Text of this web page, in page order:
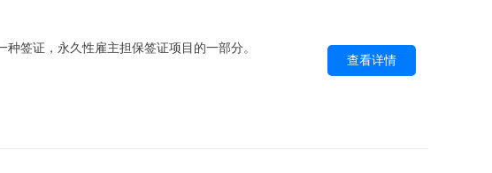
签证，永久性雇主担保签证项目的一部分。
查看详情